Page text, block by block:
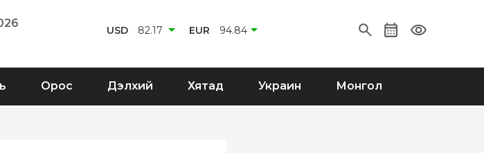
USD 82.17 EUR 94.84
Орос Дэлхий Хятад Украин Монгол